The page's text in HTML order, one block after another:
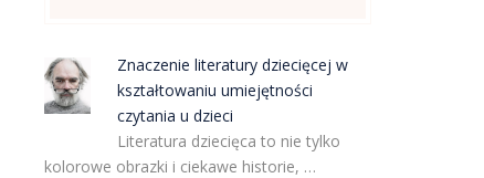
Znaczenie literatury dziecięcej w
kształtowaniu umiejętności
czytania u dzieci
Literatura dziecięca to nie tylko
kolorowe obrazki i ciekawe historie, …